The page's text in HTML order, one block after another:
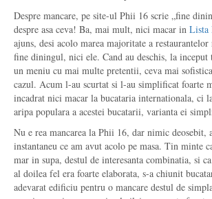
Despre mancare, pe site-ul Phii 16 scrie „fine
despre asa ceva! Ba, mai mult, nici macar in Lista
ajuns, desi acolo marea majoritate a
fine diningul, nici ele. Cand au deschis, la
un meniu cu mai multe pretentii, ceva mai
cazul. Acum l-au scurtat si l-au simplificat foarte
incadrat nici macar la bucataria internationala, ci
aripa populara a acestei bucatarii, varianta ei
Nu e rea mancarea la Phii 16, dar nimic deosebit,
instantaneu ce am avut acolo pe masa. Tin minte
mar in supa, destul de interesanta combinatia, si
al doilea fel era foarte elaborata, s-a chiunit
adevarat edificiu pentru o mancare destul de